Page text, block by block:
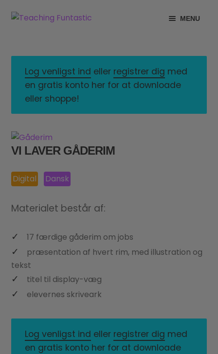
Spring
Spring
MENU
CHILD
MENU
GRATISMATERIALE
BUTIK
LICENSER
Log venligst ind eller registrer dig med
en gratis konto her for at downloade
eller shoppe!
VI LAVER GÅDERIM
Digital Dansk
Materialet består af:
17 færdige gåderim om jobs
præsentation af hvert rim, med illustration og
tekst
titel til display-væg
elevernes skriveark
Log venligst ind eller registrer dig med
en gratis konto her for at downloade